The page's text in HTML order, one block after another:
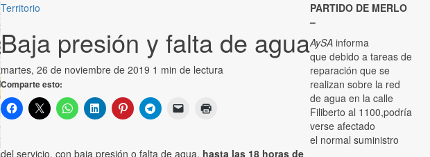
Territorio
Baja presión y falta de agua
martes, 26 de noviembre de 2019 1 min de lectura
Comparte esto:
PARTIDO DE MERLO
–
AySA informa
que debido a tareas de
reparación que se
realizan sobre la red
de agua en la calle
Filiberto al 1100,podría
verse afectado
el normal suministro
del servicio, con baja presión o falta de agua, hasta las 18 horas de